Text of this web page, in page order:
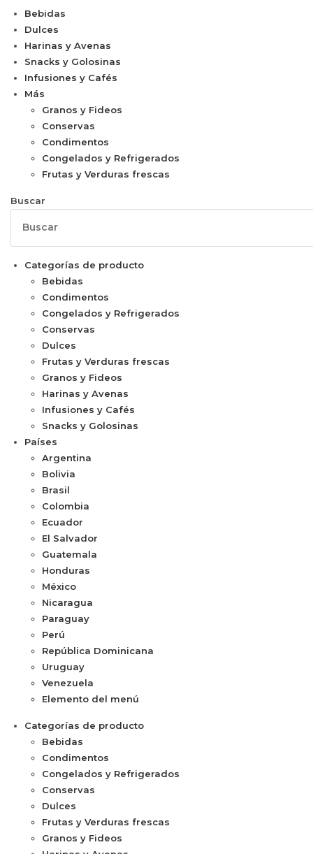
Bebidas
Dulces
Harinas y Avenas
Snacks y Golosinas
Infusiones y Cafés
Más
Granos y Fideos
Conservas
Condimentos
Congelados y Refrigerados
Frutas y Verduras frescas
Buscar
Categorías de producto
Bebidas
Condimentos
Congelados y Refrigerados
Conservas
Dulces
Frutas y Verduras frescas
Granos y Fideos
Harinas y Avenas
Infusiones y Cafés
Snacks y Golosinas
Países
Argentina
Bolivia
Brasil
Colombia
Ecuador
El Salvador
Guatemala
Honduras
México
Nicaragua
Paraguay
Perú
República Dominicana
Uruguay
Venezuela
Elemento del menú
Categorías de producto
Bebidas
Condimentos
Congelados y Refrigerados
Conservas
Dulces
Frutas y Verduras frescas
Granos y Fideos